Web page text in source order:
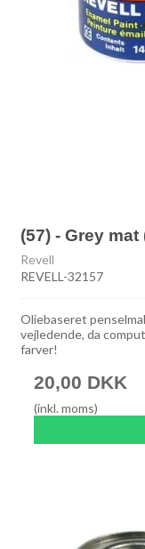
(57) - Grey
Revell
REVELL-32157
Oliebaseret
vejledende, da
farver!
20,00 DKK
(inkl. moms)